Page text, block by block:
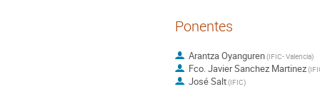
Ponentes
Arantza Oyanguren(IFIC- Valencia)
Fco. Javier Sanchez Martinez(
José Salt(IFIC)